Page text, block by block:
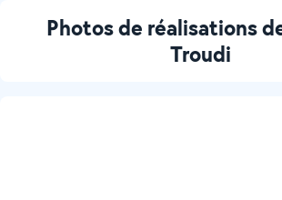
Photos de réalisations
Troudi